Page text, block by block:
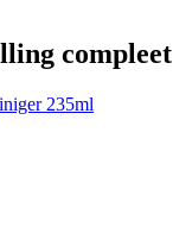
compleet
235ml